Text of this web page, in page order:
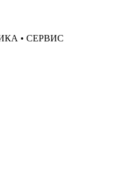
• СЕРВИС